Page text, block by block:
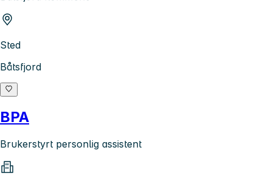
Sted
Båtsfjord
BPA
Brukerstyrt personlig assistent